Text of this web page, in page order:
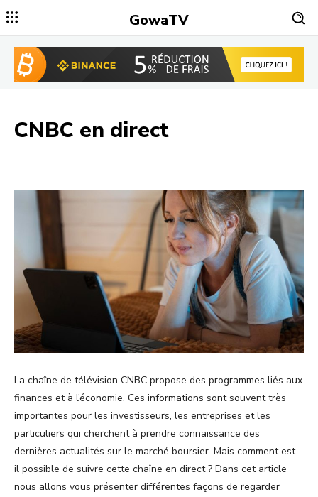
GowaTV
CNBC en direct
La chaîne de télévision CNBC propose des programmes liés aux
finances et à l’économie. Ces informations sont souvent très
importantes pour les investisseurs, les entreprises et les
particuliers qui cherchent à prendre connaissance des
dernières actualités sur le marché boursier. Mais comment est-
il possible de suivre cette chaîne en direct ? Dans cet article
nous allons vous présenter différentes façons de regarder